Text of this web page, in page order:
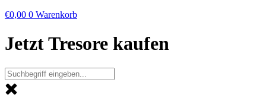
€0,00 0 Warenkorb
Jetzt Tresore kaufen